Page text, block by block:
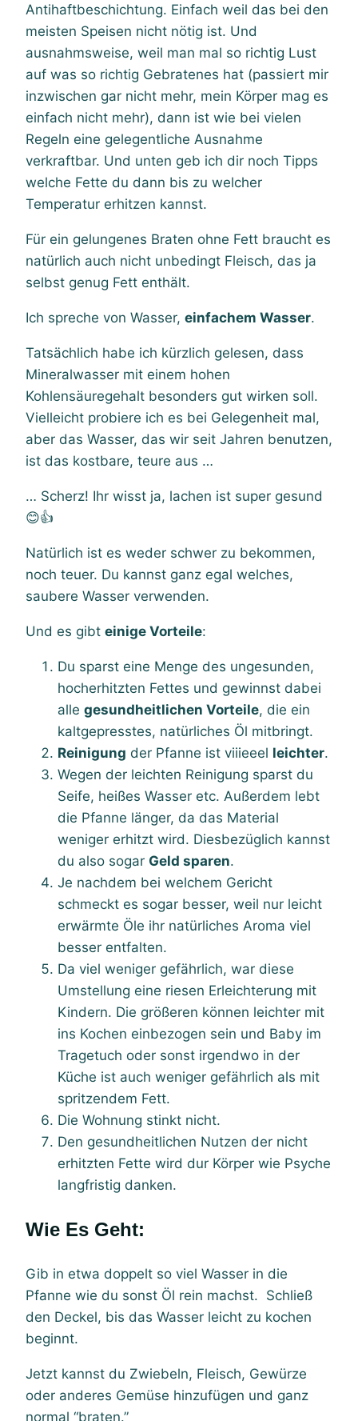
Antihaftbeschichtung. Einfach weil das bei den
meisten Speisen nicht nötig ist. Und
ausnahmsweise, weil man mal so richtig Lust
auf was so richtig Gebratenes hat (passiert mir
inzwischen gar nicht mehr, mein Körper mag es
einfach nicht mehr), dann ist wie bei vielen
Regeln eine gelegentliche Ausnahme
verkraftbar. Und unten geb ich dir noch Tipps
welche Fette du dann bis zu welcher
Temperatur erhitzen kannst.
Für ein gelungenes Braten ohne Fett braucht es
natürlich auch nicht unbedingt Fleisch, das ja
selbst genug Fett enthält.
Ich spreche von Wasser, einfachem Wasser.
Tatsächlich habe ich kürzlich gelesen, dass
Mineralwasser mit einem hohen
Kohlensäuregehalt besonders gut wirken soll.
Vielleicht probiere ich es bei Gelegenheit mal,
aber das Wasser, das wir seit Jahren benutzen,
ist das kostbare, teure aus …
… Scherz! Ihr wisst ja, lachen ist super gesund
😊👍
Natürlich ist es weder schwer zu bekommen,
noch teuer. Du kannst ganz egal welches,
saubere Wasser verwenden.
Und es gibt einige Vorteile:
Du sparst eine Menge des ungesunden,
hocherhitzten Fettes und gewinnst dabei
alle gesundheitlichen Vorteile, die ein
kaltgepresstes, natürliches Öl mitbringt.
Reinigung der Pfanne ist viiieeel leichter.
Wegen der leichten Reinigung sparst du
Seife, heißes Wasser etc. Außerdem lebt
die Pfanne länger, da das Material
weniger erhitzt wird. Diesbezüglich kannst
du also sogar Geld sparen.
Je nachdem bei welchem Gericht
schmeckt es sogar besser, weil nur leicht
erwärmte Öle ihr natürliches Aroma viel
besser entfalten.
Da viel weniger gefährlich, war diese
Umstellung eine riesen Erleichterung mit
Kindern. Die größeren können leichter mit
ins Kochen einbezogen sein und Baby im
Tragetuch oder sonst irgendwo in der
Küche ist auch weniger gefährlich als mit
spritzendem Fett.
Die Wohnung stinkt nicht.
Den gesundheitlichen Nutzen der nicht
erhitzten Fette wird dur Körper wie Psyche
langfristig danken.
Wie Es Geht:
Gib in etwa doppelt so viel Wasser in die
Pfanne wie du sonst Öl rein machst. Schließ
den Deckel, bis das Wasser leicht zu kochen
beginnt.
Jetzt kannst du Zwiebeln, Fleisch, Gewürze
oder anderes Gemüse hinzufügen und ganz
normal “braten.”